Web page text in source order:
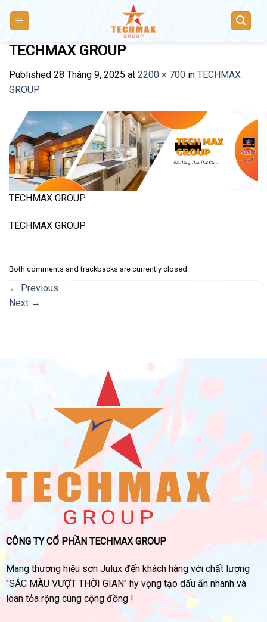
TECHMAX GROUP
Published 28 Tháng 9, 2025 at 2200 × 700 in TECHMAX
GROUP
TECHMAX GROUP
TECHMAX GROUP
Both comments and trackbacks are currently closed.
← Previous
Next →
CÔNG TY CỔ PHẦN TECHMAX GROUP
Mang thương hiệu sơn Julux đến khách hàng với chất lượng
"SẮC MÀU VƯỢT THỜI GIAN" hy vọng tạo dấu ấn nhanh và
loan tỏa rộng cùng cộng đồng !